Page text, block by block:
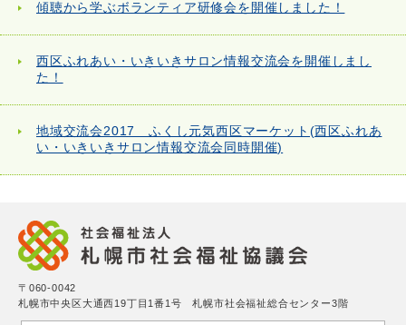
傾聴から学ぶボランティア研修会を開催しました！
西区ふれあい・いきいきサロン情報交流会を開催しまし
た！
地域交流会2017 ふくし元気西区マーケット(西区ふれあ
い・いきいきサロン情報交流会同時開催)
〒060-0042
札幌市中央区大通西19丁目1番1号 札幌市社会福祉総合センター3階